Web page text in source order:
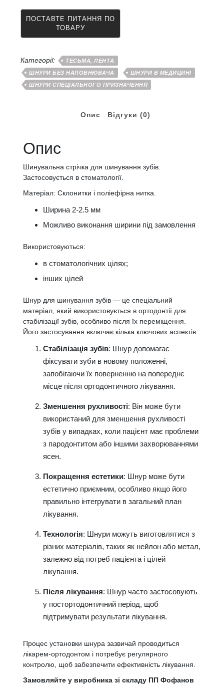
Категорії:
ТЕСЬМА, ЛЕНТА
ШНУРИ БЕЗ НАПОВНЮВАЧА
ШНУРИ В МЕДИЦИНІ
ШНУРИ СПЕЦІАЛЬНОГО ПРИЗНАЧЕННЯ
Опис Відгуки (0)
Опис
Шинувальна стрічка для шинування зубів.
Застосовується в стоматології.
Матеріал: Склонитки і поліефірна нитка.
Ширина 2-2.5 мм
Можливо виконання ширини під замовлення
Використовуються:
в стоматологічних цілях;
інших цілей
Шнур для шинування зубів — це спеціальний
матеріал, який використовується в ортодонтії для
стабілізації зубів, особливо після їх переміщення.
Його застосування включає кілька ключових аспектів:
Стабілізація зубів: Шнур допомагає
фіксувати зуби в новому положенні,
запобігаючи їх поверненню на попереднє
місце після ортодонтичного лікування.
Зменшення рухливості: Він може бути
використаний для зменшення рухливості
зубів у випадках, коли пацієнт має проблеми
з пародонтитом або іншими захворюваннями
ясен.
Покращення естетики: Шнур може бути
естетично приємним, особливо якщо його
правильно інтегрувати в загальний план
лікування.
Технологія: Шнури можуть виготовлятися з
різних матеріалів, таких як нейлон або метал,
залежно від потреб пацієнта і цілей
лікування.
Після лікування: Шнур часто застосовують
у постортодонтичний період, щоб
підтримувати результати лікування.
Процес установки шнура зазвичай проводиться
лікарем-ортодонтом і потребує регулярного
контролю, щоб забезпечити ефективність лікування.
Замовляйте у виробника зі складу ПП Фофанов